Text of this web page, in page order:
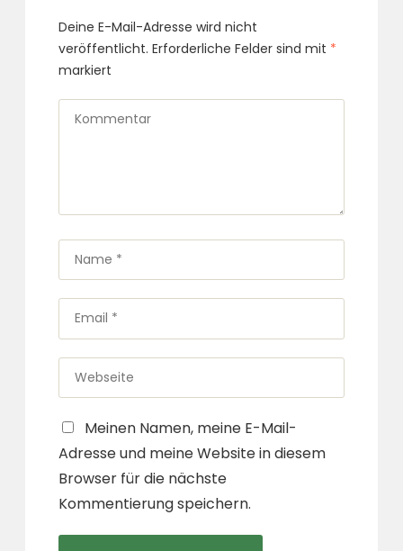
Deine E-Mail-Adresse wird nicht
veröffentlicht. Erforderliche Felder sind mit *
markiert
Kommentar
Name
*
Email
*
Webseite
Meinen Namen, meine E-Mail-
Adresse und meine Website in diesem
Browser für die nächste
Kommentierung speichern.